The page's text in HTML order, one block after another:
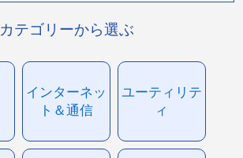
カテゴリーから選ぶ
インターネッ
ト＆通信
ユーティリテ
ィ